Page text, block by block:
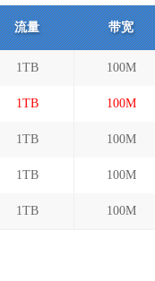
流量 带宽
1TB 100M
1TB 100M
1TB 100M
1TB 100M
1TB 100M